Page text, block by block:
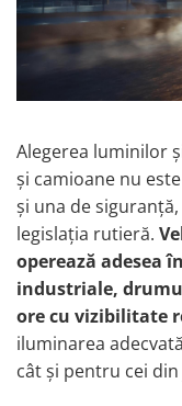
TGL
TGS
Mercedes Actros MP2
Mercedes Actros MP3
Mercedes Actros MP4,
Mercedes Actros MP6
Mercedes Arocs
RENAULT
Magnum
Premium
T Line
Alegerea luminilor
și camioane nu
și una de
legislația rutieră.
operează adesea
industriale,
ore cu vizibilitate
iluminarea
cât și pentru cei